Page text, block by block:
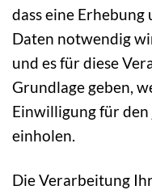
dass eine
Daten notwendig
und es für diese
Grundlage geben,
Einwilligung für
einholen.
Die Verarbeitung